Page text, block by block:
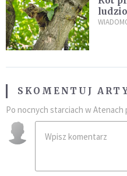
SKOMENTUJ
Po nocnych starciach w Atenach